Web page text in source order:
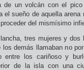
de un volcán con el pico
el sueño de aquella
del mismísimo
tres mujeres y
los demás llamaban no
entre los cariñoso y
de la isla con una